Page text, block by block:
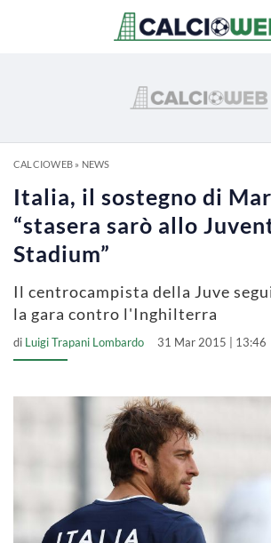
CALCIOWEB» NEWS
Italia, il sostegno di
“stasera sarò allo
Stadium”
Il centrocampista della Juve
la gara contro l'Inghilterra
di Luigi Trapani Lombardo 31 Mar 2015 | 13:46